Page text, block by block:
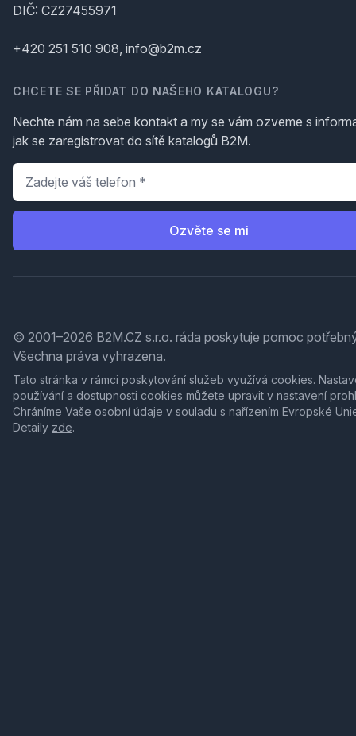
DIČ: CZ27455971
+420 251 510 908, info@b2m.cz
CHCETE SE PŘIDAT DO NAŠEHO KATALOGU?
Nechte nám na sebe kontakt a my se vám ozveme s
jak se zaregistrovat do sítě katalogů B2M.
Telefon
Ozvěte se mi
© 2001–2026 B2M.CZ s.r.o. ráda poskytuje pomoc
Všechna práva vyhrazena.
Tato stránka v rámci poskytování služeb využívá cookies.
používání a dostupnosti cookies můžete upravit v nastavení
Chráníme Vaše osobní údaje v souladu s nařízením Evropské
Detaily zde.